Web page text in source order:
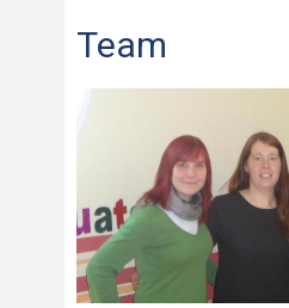
Team